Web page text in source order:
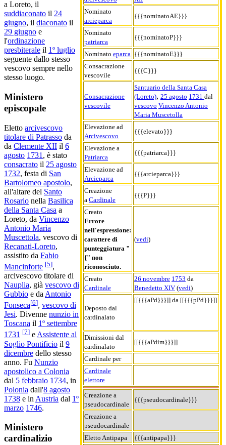
Nominato
arcieparca
{{{nominatoAE}}}
Nominato
patriarca
{{{nominatoP}}}
Nominato eparca {{{nominatoE}}}
Consacrazione
vescovile
{{{C}}}
Consacrazione
vescovile
Santuario della Santa Casa
(Loreto), 25 agosto 1731 dal
vescovo Vincenzo Antonio
Maria Muscetolla
Elevazione ad
Arcivescovo
{{{elevato}}}
Elevazione a
Patriarca
{{{patriarca}}}
Elevazione ad
Arcieparca
{{{arcieparca}}}
Creazione
a Cardinale
{{{P}}}
Creato
Errore
nell'espressione:
carattere di
punteggiatura "
{" non
riconosciuto.
(vedi)
Creato
Cardinale
26 novembre 1753 da
Benedetto XIV (vedi)
Deposto dal
cardinalato
[[{{{aPd}}}]] da [[{{{pPd}}}]]
Dimissioni dal
cardinalato
[[{{{aPdim}}}]]
Cardinale per
Cardinale
elettore
Creazione a
pseudocardinale
{{{pseudocardinale}}}
Creazione a
pseudocardinale
Eletto Antipapa
{{{antipapa}}}
a Loreto, il
suddiaconato il 24
giugno, il diaconato il
29 giugno e
l'ordinazione
presbiterale il 1º luglio
seguente dallo stesso
vescovo sempre nello
stesso luogo.
Ministero
episcopale
Eletto arcivescovo
titolare di Patrasso da
da Clemente XII il 6
agosto 1731 , è stato
consacrato il 25 agosto
1732, festa di San
Bartolomeo apostolo,
all'altare del Santo
Rosario nella Basilica
della Santa Casa a
Loreto, da Vincenzo
Antonio Maria
Muscettola, vescovo di
Recanati-Loreto,
assistito da Fabio
Mancinforte [5],
arcivescovo titolare di
Nauplia, già vescovo di
Gubbio e da Antonio
Fonseca[6], vescovo di
Jesi. Divenne nunzio in
Toscana il 1º settembre
1731 [7] eAssistente al
Soglio Pontificio il 9
dicembre dello stesso
anno. Fu Nunzio
apostolico a Colonia
dal 5 febbraio 1734, in
Polonia dall'8 agosto
1738 e in Austria dal 1º
marzo 1746.
Ministero
cardinalizio